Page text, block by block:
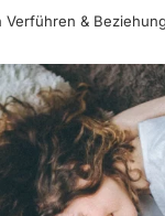
Verführen &